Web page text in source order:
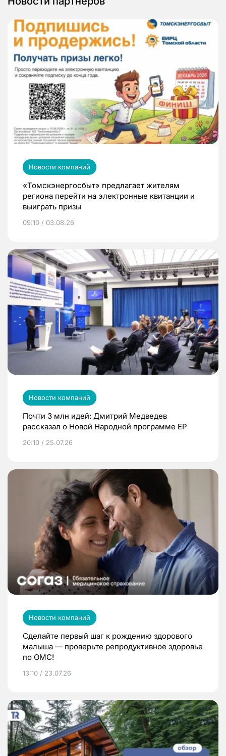
Новости компаний
«Томскэнергосбыт» предлагает жителям
региона перейти на электронные квитанции и
выиграть призы
09:10 / 03.08.26
Новости компаний
Почти 3 млн идей: Дмитрий Медведев
рассказал о Новой Народной программе ЕР
20:10 / 25.07.26
Новости компаний
Сделайте первый шаг к рождению здорового
малыша — проверьте репродуктивное здоровье
по ОМС!
13:10 / 23.07.26